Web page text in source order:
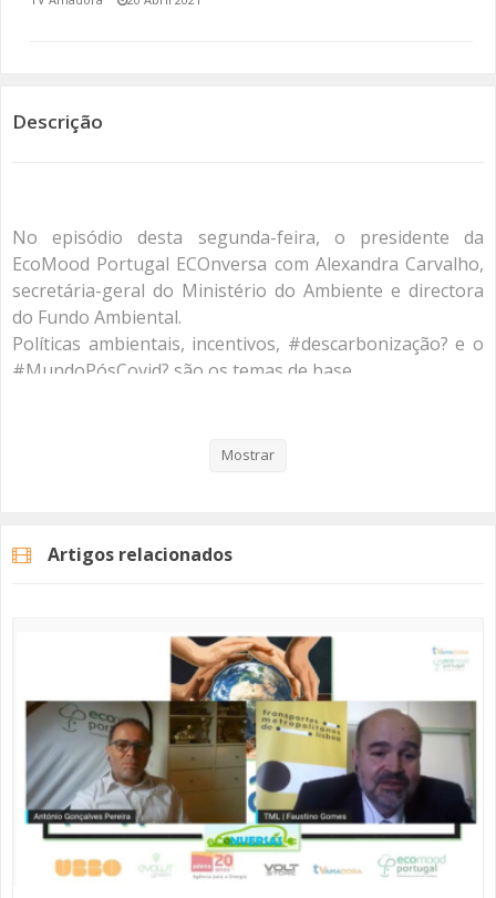
(RE) PENSAMENTOS
ECOMOVE-TE
HISTÓRIAS DE ABRIL
Descrição
No episódio desta segunda-feira, o presidente da
EcoMood Portugal ECOnversa com Alexandra Carvalho,
secretária-geral do Ministério do Ambiente e directora
do Fundo Ambiental.
Políticas ambientais, incentivos, #descarbonização? e o
#MundoPósCovid? são os temas de base.
Mostrar
Artigos relacionados